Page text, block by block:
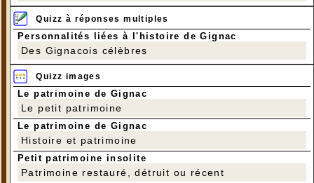
Quizz à réponses multiples
Personnalités liées à l'histoire de Gignac
Des Gignacois célèbres
Quizz images
Le patrimoine de Gignac
Le petit patrimoine
Le patrimoine de Gignac
Histoire et patrimoine
Petit patrimoine insolite
Patrimoine restauré, détruit ou récent